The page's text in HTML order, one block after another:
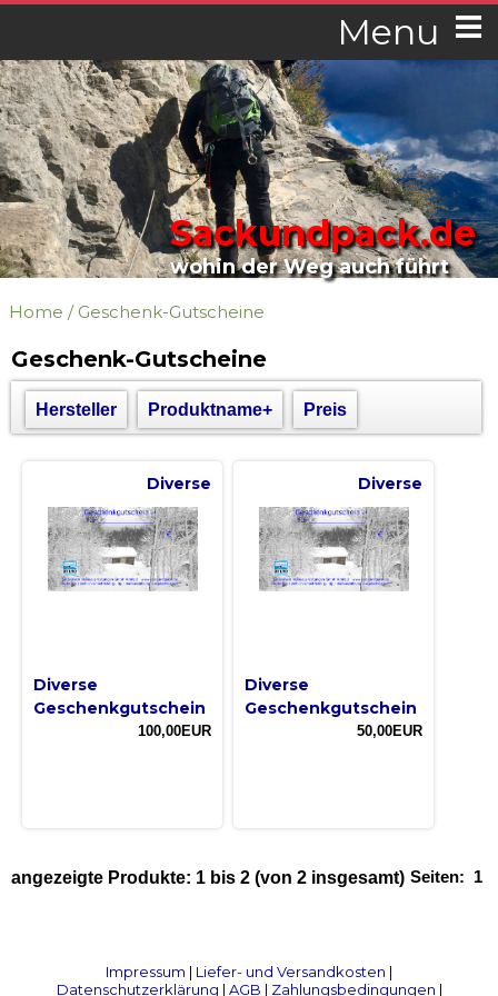
Menu
Sackundpack.de
wohin der Weg auch führt
Home / Geschenk-Gutscheine
Geschenk-Gutscheine
Hersteller Produktname+ Preis
Diverse
Diverse
Geschenkgutschein
100,00EUR
Diverse
Diverse
Geschenkgutschein
50,00EUR
Seiten: 1
angezeigte Produkte: 1 bis 2 (von 2 insgesamt)
Impressum | Liefer- und Versandkosten |
Datenschutzerklärung | AGB | Zahlungsbedingungen |